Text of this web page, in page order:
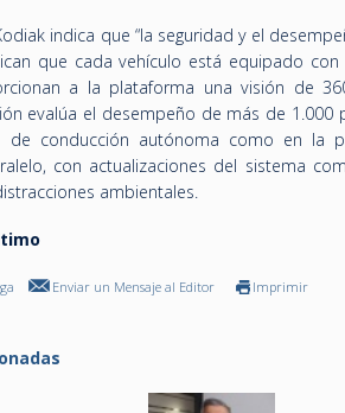
indica que “la seguridad y el
que cada vehículo está equipado
a la plataforma una visión de
evalúa el desempeño de más de
conducción autónoma como en la
con actualizaciones del sistema
ambientales.
Enviar un Mensaje al Editor Imprimir